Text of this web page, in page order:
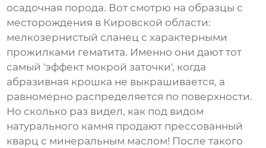
осадочная порода. Вот смотрю на образцы с
месторождения в Кировской области:
мелкозернистый сланец с характерными
прожилками гематита. Именно они дают тот
самый 'эффект мокрой заточки', когда
абразивная крошка не выкрашивается, а
равномерно распределяется по поверхности.
Но сколько раз видел, как под видом
натурального камня продают прессованный
кварц с минеральным маслом! После такого